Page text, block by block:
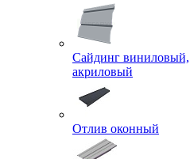
Сайдинг виниловый,
акриловый
Отлив оконный